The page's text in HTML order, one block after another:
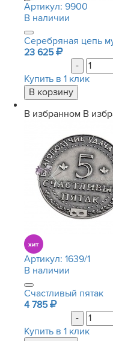
Артикул: 9900
В наличии
Серебряная цепь
23 625
-
Купить в 1 клик
В избранном В
Артикул: 1639/1
В наличии
Счастливый пятак
4 785
-
Купить в 1 клик